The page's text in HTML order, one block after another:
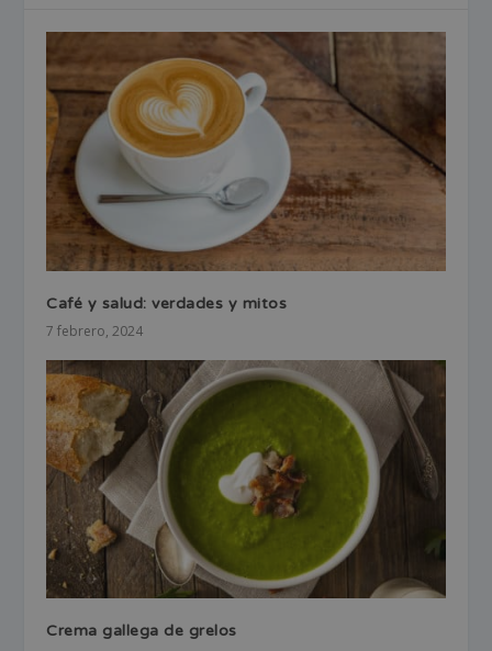
Café y salud: verdades y mitos
7 febrero, 2024
Crema gallega de grelos